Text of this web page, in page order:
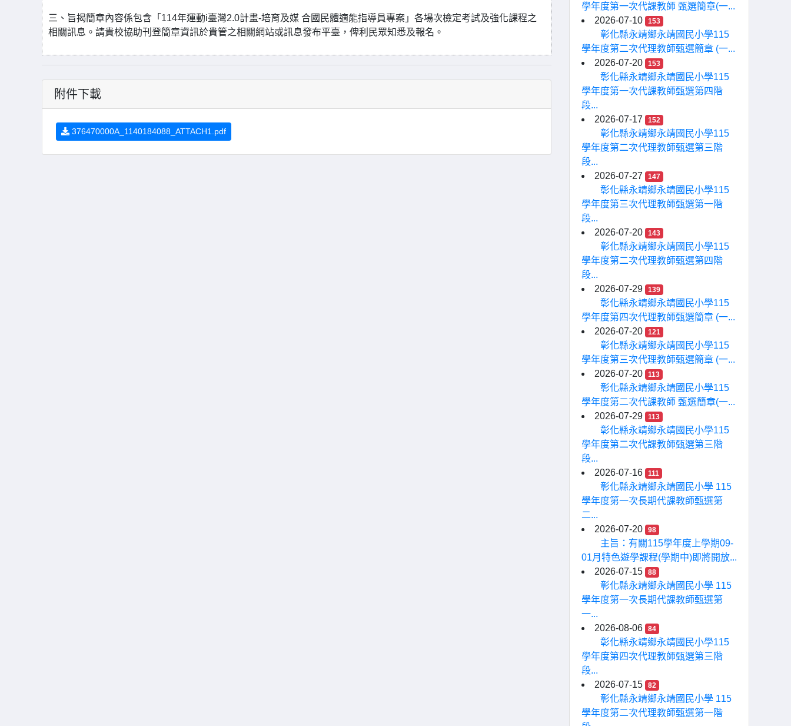
三、旨揭簡章內容係包含「114年運動i臺灣2.0計畫-培育及媒 合國民體適能指導員專案」各場次檢定考試及強化課程之
相關訊息。請貴校協助刊登簡章資訊於貴管之相關網站或訊息發布平臺，俾利民眾知悉及報名。
附件下載
376470000A_1140184088_ATTACH1.pdf
學年度第一次代課教師 甄選簡章(一...
2026-07-10
153
彰化縣永靖鄉永靖國民小學115
學年度第二次代理教師甄選簡章 (一...
2026-07-20
153
彰化縣永靖鄉永靖國民小學115
學年度第一次代課教師甄選第四階
段...
2026-07-17
152
彰化縣永靖鄉永靖國民小學115
學年度第二次代理教師甄選第三階
段...
2026-07-27
147
彰化縣永靖鄉永靖國民小學115
學年度第三次代理教師甄選第一階
段...
2026-07-20
143
彰化縣永靖鄉永靖國民小學115
學年度第二次代理教師甄選第四階
段...
2026-07-29
139
彰化縣永靖鄉永靖國民小學115
學年度第四次代理教師甄選簡章 (一...
2026-07-20
121
彰化縣永靖鄉永靖國民小學115
學年度第三次代理教師甄選簡章 (一...
2026-07-20
113
彰化縣永靖鄉永靖國民小學115
學年度第二次代課教師 甄選簡章(一...
2026-07-29
113
彰化縣永靖鄉永靖國民小學115
學年度第二次代課教師甄選第三階
段...
2026-07-16
111
彰化縣永靖鄉永靖國民小學 115
學年度第一次長期代課教師甄選第
二...
2026-07-20
98
主旨：有關115學年度上學期09-
01月特色遊學課程(學期中)即將開放...
2026-07-15
88
彰化縣永靖鄉永靖國民小學 115
學年度第一次長期代課教師甄選第
一...
2026-08-06
84
彰化縣永靖鄉永靖國民小學115
學年度第四次代理教師甄選第三階
段...
2026-07-15
82
彰化縣永靖鄉永靖國民小學 115
學年度第二次代理教師甄選第一階